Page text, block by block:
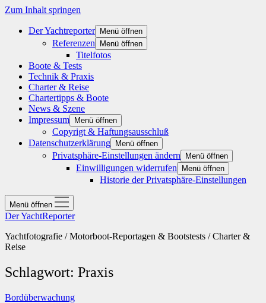
Zum Inhalt springen
Der Yachtreporter Menü öffnen
Referenzen Menü öffnen
Titelfotos
Boote & Tests
Technik & Praxis
Charter & Reise
Chartertipps & Boote
News & Szene
Impressum
Menü öffnen
Copyrigt & Haftungsausschluß
Datenschutzerklärung
Menü öffnen
Privatsphäre-Einstellungen ändern Menü öffnen
Einwilligungen widerrufen Menü öffnen
Historie der Privatsphäre-Einstellungen
Menü öffnen
Der YachtReporter
Yachtfotografie / Motorboot-Reportagen & Bootstests / Charter &
Reise
Schlagwort: Praxis
Bordüberwachung